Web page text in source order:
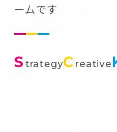
ームです
S trategyC reative